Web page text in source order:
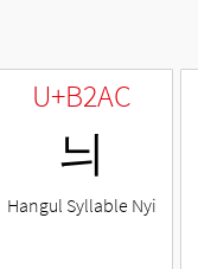
U+B2AC
늬
Hangul Syllable Nyi